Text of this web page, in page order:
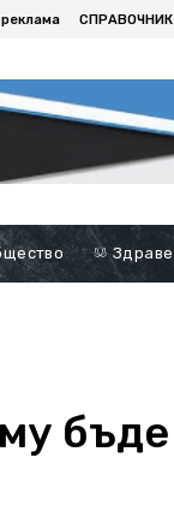
СПРАВОЧНИК
Здраве
бъде